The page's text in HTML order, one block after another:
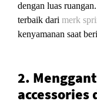
dengan luas
terbaik dari merk
kenyamanan saat
2.